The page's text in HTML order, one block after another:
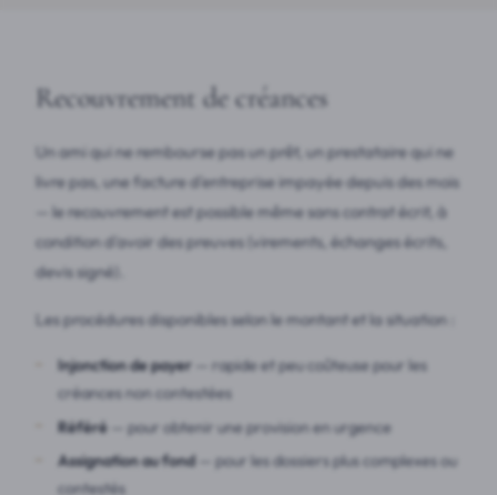
Recouvrement de créances
Un ami qui ne rembourse pas un prêt, un prestataire qui ne
livre pas, une facture d'entreprise impayée depuis des mois
— le recouvrement est possible même sans contrat écrit, à
condition d'avoir des preuves (virements, échanges écrits,
devis signé).
Les procédures disponibles selon le montant et la situation :
Injonction de payer — rapide et peu coûteuse pour les
créances non contestées
Référé — pour obtenir une provision en urgence
Assignation au fond — pour les dossiers plus complexes ou
contestés